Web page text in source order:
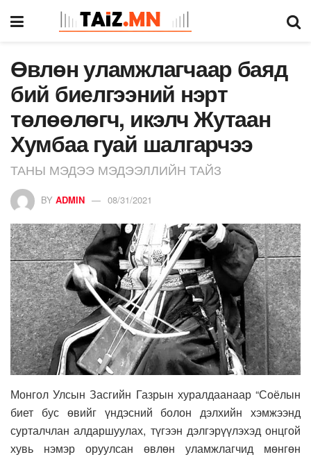
Өвлөн уламжлагчаар баяд
бий биелгээний нэрт
төлөөлөгч, икэлч Жутаан
Хумбаа гуай шалгарчээ
ТАНЫ МЭДЭЭ МЭДЭЭЛЛИЙН ТАЙЗ
BY ADMIN 08/31/2021
Монгол Улсын Засгийн Газрын хуралдаанаар “Соёлын
биет бус өвийг үндэсний болон дэлхийн хэмжээнд
сурталчлан алдаршуулах, түгээн дэлгэрүүлэхэд онцгой
хувь нэмэр оруулсан өвлөн уламжлагчид мөнгөн